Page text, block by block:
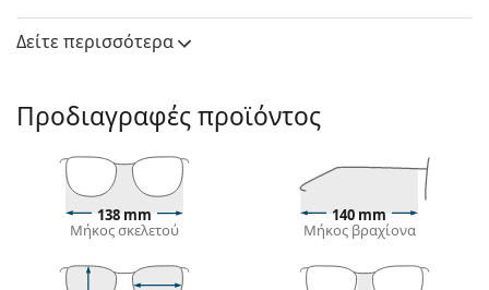
Ray-Ban RB3588 925181 55
Δείτε πώς φαίνονται πάνω σας αυτά τα γυαλιά ηλίου
με τη λειτουργία του Εικονικού καθρέφτη του
Lentiamo.
Σκελετός γυαλιών ηλίου
Το ασημί χρώμα του σκελετού ταιριάζει απόλυτα
κόκκινα, γκρίζα, άσπρα ή σκούρα ξανθά μαλλιά.
Δείτε περισσότερα
Προδιαγραφές προϊόντος
138 mm
Μήκος σκελετού
140 mm
Μήκος βραχίονα